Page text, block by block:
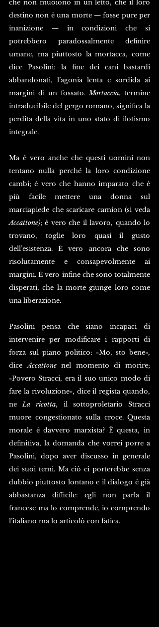
che non muoiono in un letto, che il loro
destino non è una morte — fosse pure per
inanizione — in condizioni che si
potrebbero paradossalmente definire
umane, ma piuttosto la mortacca, come
dice Pasolini: la fine dei cani bastardi
abbandonati, l’agonia lenta e sordida ai
margini di un fossato. Mortaccia, termine
intraducibile del gergo romano, significa la
perdita della vita in uno stato di ilotismo
integrale.
Ma è vero anche che questi uomini non
tentano nulla perché la loro condizione
cambi; è vero che hanno imparato che è
più facile mettere una donna sul
Accattone); è vero che il lavoro, quando lo
trovano, toglie loro quasi il gusto
dell’esistenza. È vero ancora che sono
risolutamente e consapevolmente ai
margini. È vero infine che sono totalmente
disperati, che la morte giunge loro come
una liberazione.
Pasolini pensa che siano incapaci di
intervenire per modificare i rapporti di
forza sul piano politico: «Mo, sto bene»,
dice Accattone nel momento di morire;
«Povero Stracci, era il suo unico modo di
fare la rivoluzione», dice il regista quando,
ne La ricotta, il sottoproletario Stracci
muore congestionato sulla croce. Questa
morale è davvero marxista? È questa, in
definitiva, la domanda che vorrei porre a
Pasolini, dopo aver discusso in generale
dei suoi temi. Ma ciò ci porterebbe senza
dubbio piuttosto lontano e il dialogo è già
abbastanza difficile: egli non parla il
francese ma lo comprende, io comprendo
l’italiano ma lo articolò con fatica.